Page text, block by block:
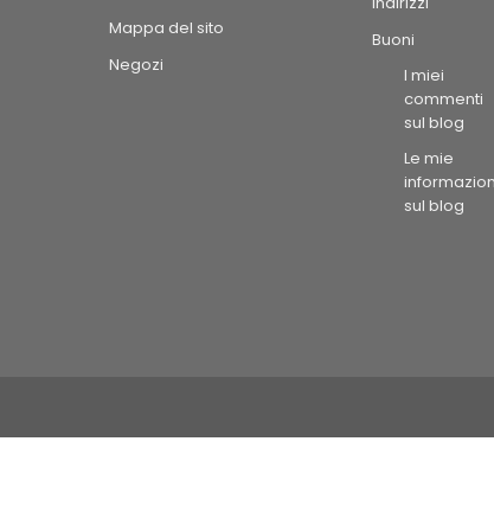
Mappa del sito
Negozi
Buoni
I miei
commenti
sul blog
Le mie
sul blog